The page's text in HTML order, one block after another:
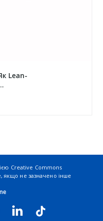
Lean-
Creative Commons
, якщо не зазначено інше